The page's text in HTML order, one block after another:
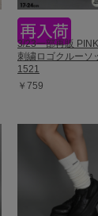
3/23一部再販
刺繍ロゴクルーソ
1521
￥759